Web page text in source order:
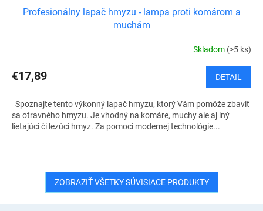
Profesionálny lapač hmyzu - lampa proti komárom a
muchám
Skladom (>5 ks)
€17,89 DETAIL
Spoznajte tento výkonný lapač hmyzu, ktorý Vám pomôže zbaviť
sa otravného hmyzu. Je vhodný na komáre, muchy ale aj iný
lietajúci či lezúci hmyz. Za pomoci modernej technológie...
ZOBRAZIŤ VŠETKY SÚVISIACE PRODUKTY